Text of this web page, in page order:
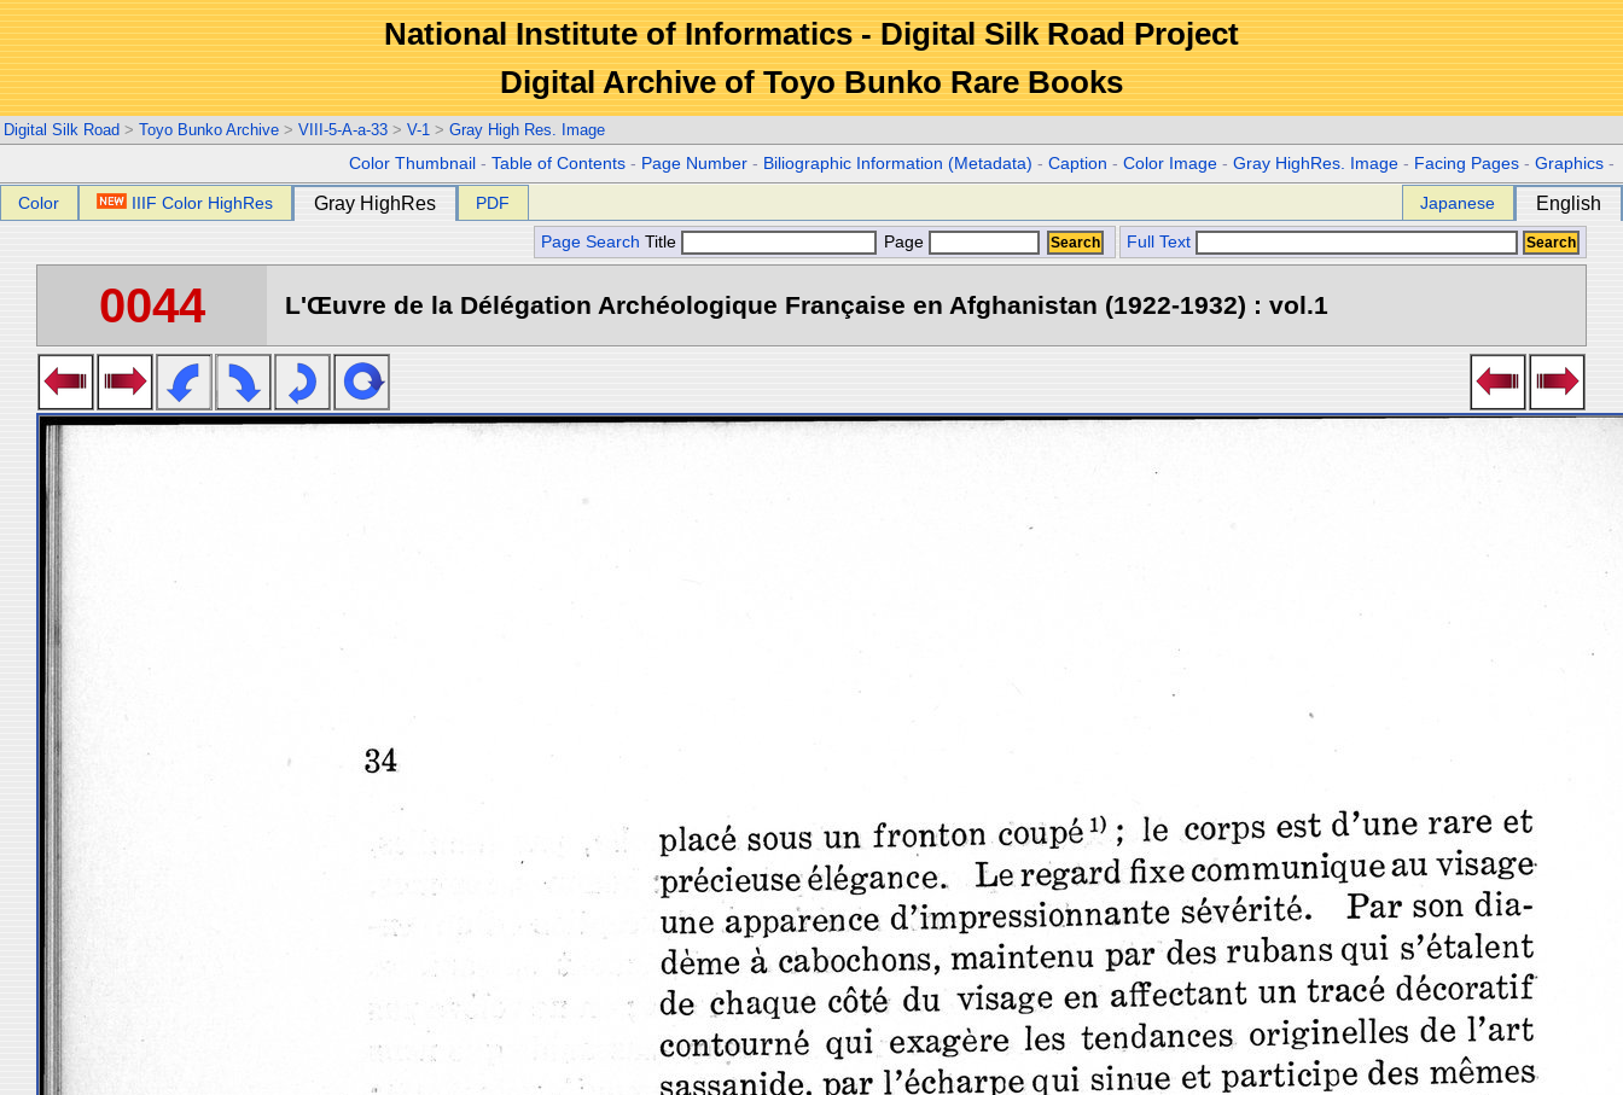
National Institute of Informatics - Digital Silk Road Project
Digital Archive of Toyo Bunko Rare Books
Digital Silk Road > Toyo Bunko Archive > VIII-5-A-a-33 > V-1 > Gray High Res. Image
Color Thumbnail -Table of Contents - Page Number - Biliographic Information (Metadata) -Caption -Color Image -Gray HighRes. Image - Facing Pages -Graphics -
Color IIIF Color HighRes Gray HighRes PDF Japanese English
Page Search Title Page Full Text
0044 L'Œuvre de la Délégation Archéologique Française en Afghanistan (1922-1932) : vol.1